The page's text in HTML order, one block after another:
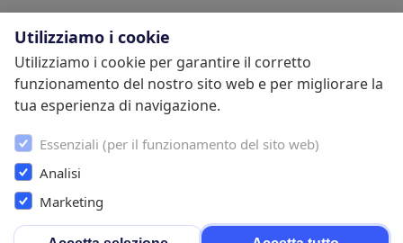
Protezione danni
Upselling
Pagamenti
Conformità legale
Lavora con noi
Programma referral
Informativa sui Cookie
Partners
Inizia la tua prova gratuita
Termini e Condizioni
Utilizziamo i cookie
Utilizziamo i cookie per garantire il corretto
funzionamento del nostro sito web e per migliorare la
tua esperienza di navigazione.
Essenziali (per il funzionamento del sito web)
Analisi
Marketing